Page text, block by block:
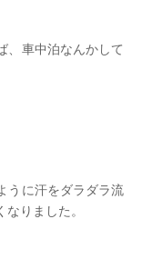
、車中泊なんかして
うに汗をダラダラ流
りました。